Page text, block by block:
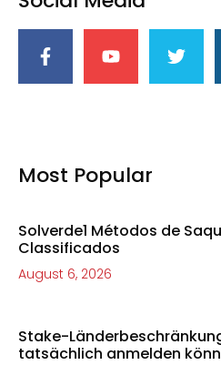
Most Popular
Solverde1 Métodos de
Classificados
August 6, 2026
Stake-
tatsächlich anmelden